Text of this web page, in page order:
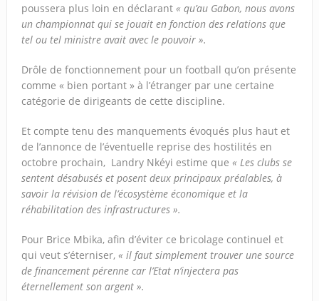
poussera plus loin en déclarant « qu’au Gabon, nous avons
un championnat qui se jouait en fonction des relations que
tel ou tel ministre avait avec le pouvoir ».
Drôle de fonctionnement pour un football qu’on présente
comme « bien portant » à l’étranger par une certaine
catégorie de dirigeants de cette discipline.
Et compte tenu des manquements évoqués plus haut et
de l’annonce de l’éventuelle reprise des hostilités en
octobre prochain, Landry Nkéyi estime que « Les clubs se
sentent désabusés et posent deux principaux préalables, à
savoir la révision de l’écosystème économique et la
réhabilitation des infrastructures ».
Pour Brice Mbika, afin d’éviter ce bricolage continuel et
qui veut s’éterniser, « il faut simplement trouver une source
de financement pérenne car l’Etat n’injectera pas
éternellement son argent ».